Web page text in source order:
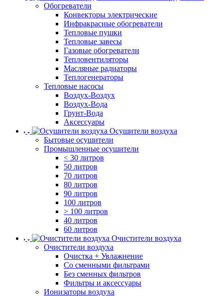
Обогреватели
Конвекторы электрические
Инфракрасные обогреватели
Тепловые пушки
Тепловые завесы
Газовые обогреватели
Тепловентиляторы
Масляные радиаторы
Теплогенераторы
Тепловые насосы
Воздух-Воздух
Воздух-Вода
Грунт-Вода
Аксессуары
Осушители воздуха
Бытовые осушители
Промышленные осушители
< 30 литров
50 литров
70 литров
80 литров
90 литров
100 литров
> 100 литров
40 литров
60 литров
Очистители воздуха
Очистители воздуха
Очистка + Увлажнение
Cо сменными фильтрами
Без сменных фильтров
Фильтры и аксессуары
Ионизаторы воздуха